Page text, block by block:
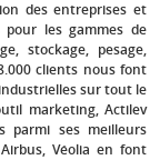
des entreprises et
pour les gammes de
stockage, pesage,
clients nous font
sur tout le
marketing, Actilev
parmi ses meilleurs
Véolia en font